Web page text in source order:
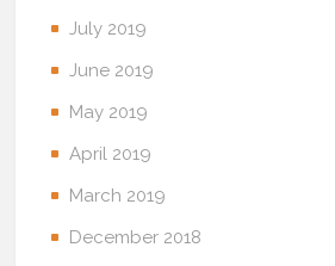
July 2019
June 2019
May 2019
April 2019
March 2019
December 2018